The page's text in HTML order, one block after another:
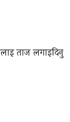
ताज लगाइदिनु